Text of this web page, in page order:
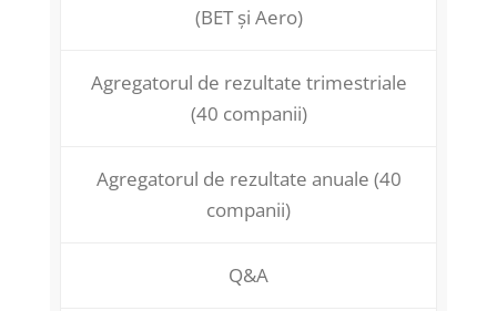
(BET și Aero)
Agregatorul de rezultate trimestriale
(40 companii)
Agregatorul de rezultate anuale (40
companii)
Q&A